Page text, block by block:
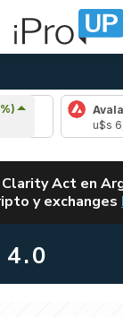
Avalanche
u$s 6,55
ALERTA
Act en
y exchanges
4.0